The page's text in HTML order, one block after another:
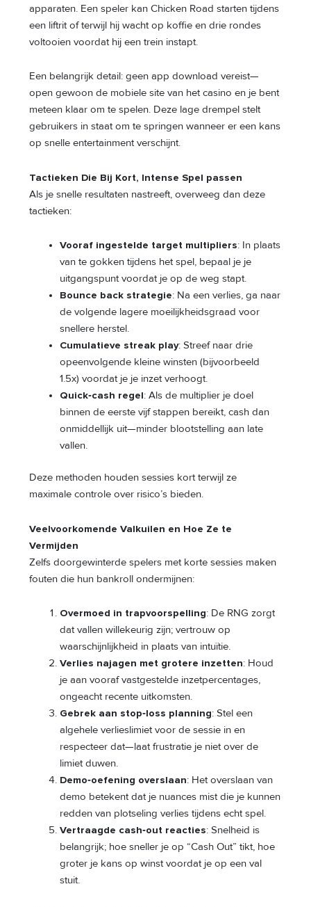
apparaten. Een speler kan Chicken Road starten tijdens
een liftrit of terwijl hij wacht op koffie en drie rondes
voltooien voordat hij een trein instapt.
Een belangrijk detail: geen app download vereist—
open gewoon de mobiele site van het casino en je bent
meteen klaar om te spelen. Deze lage drempel stelt
gebruikers in staat om te springen wanneer er een kans
op snelle entertainment verschijnt.
Tactieken Die Bij Kort, Intense Spel passen
Als je snelle resultaten nastreeft, overweeg dan deze
tactieken:
Vooraf ingestelde target multipliers: In plaats
van te gokken tijdens het spel, bepaal je je
uitgangspunt voordat je op de weg stapt.
Bounce back strategie: Na een verlies, ga naar
de volgende lagere moeilijkheidsgraad voor
snellere herstel.
Cumulatieve streak play: Streef naar drie
opeenvolgende kleine winsten (bijvoorbeeld
1.5x) voordat je je inzet verhoogt.
Quick‑cash regel: Als de multiplier je doel
binnen de eerste vijf stappen bereikt, cash dan
onmiddellijk uit—minder blootstelling aan late
vallen.
Deze methoden houden sessies kort terwijl ze
maximale controle over risico’s bieden.
Veelvoorkomende Valkuilen en Hoe Ze te
Vermijden
Zelfs doorgewinterde spelers met korte sessies maken
fouten die hun bankroll ondermijnen:
Overmoed in trapvoorspelling: De RNG zorgt
dat vallen willekeurig zijn; vertrouw op
waarschijnlijkheid in plaats van intuïtie.
Verlies najagen met grotere inzetten: Houd
je aan vooraf vastgestelde inzetpercentages,
ongeacht recente uitkomsten.
Gebrek aan stop‑loss planning: Stel een
algehele verlieslimiet voor de sessie in en
respecteer dat—laat frustratie je niet over de
limiet duwen.
Demo‑oefening overslaan: Het overslaan van
demo betekent dat je nuances mist die je kunnen
redden van plotseling verlies tijdens echt spel.
Vertraagde cash‑out reacties: Snelheid is
belangrijk; hoe sneller je op “Cash Out” tikt, hoe
groter je kans op winst voordat je op een val
stuit.